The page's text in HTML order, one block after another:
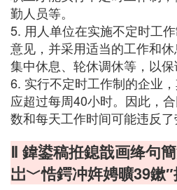
勤人员等。
5. 用人单位在实施不定时工
意见，并采用适当的工作和休
集中休息、轮休调休等，以保
6. 实行不定时工作制的企业
应超过每周40小时。因此，
数和每天工作时间可能违反了
Ⅱ 鍏鍙稿拰鎴戠画绛句
岀﹀悎鍔冲姩娉曠39鏉